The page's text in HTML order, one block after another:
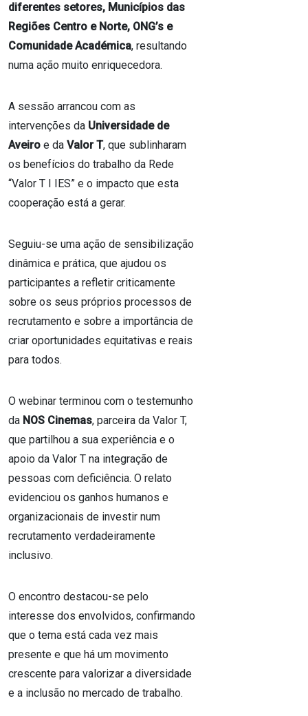
diferentes setores, Municípios das
Regiões Centro e Norte, ONG’s e
Comunidade Académica, resultando
numa ação muito enriquecedora.
A sessão arrancou com as
intervenções da Universidade de
Aveiro e da Valor T, que sublinharam
os benefícios do trabalho da Rede
“Valor T I IES” e o impacto que esta
cooperação está a gerar.
Seguiu-se uma ação de sensibilização
dinâmica e prática, que ajudou os
participantes a refletir criticamente
sobre os seus próprios processos de
recrutamento e sobre a importância de
criar oportunidades equitativas e reais
para todos.
O webinar terminou com o testemunho
da NOS Cinemas, parceira da Valor T,
que partilhou a sua experiência e o
apoio da Valor T na integração de
pessoas com deficiência. O relato
evidenciou os ganhos humanos e
organizacionais de investir num
recrutamento verdadeiramente
inclusivo.
O encontro destacou-se pelo
interesse dos envolvidos, confirmando
que o tema está cada vez mais
presente e que há um movimento
crescente para valorizar a diversidade
e a inclusão no mercado de trabalho.